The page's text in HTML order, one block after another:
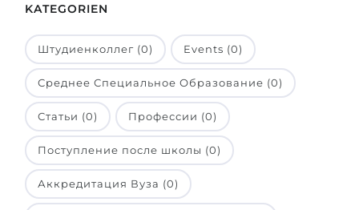
KATEGORIEN
Штудиенколлег (0) Events (0)
Среднее Специальное Образование (0)
Статьи (0) Профессии (0)
Поступление после школы (0)
Аккредитация Вуза (0)